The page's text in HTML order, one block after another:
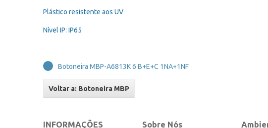
Plástico resistente aos UV
Nível IP: IP65
Botoneira MBP-A6813K 6 B+E+C 1NA+1NF
Voltar a: Botoneira MBP
INFORMAÇÕES Sobre Nós